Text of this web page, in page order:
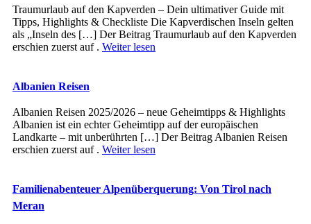
Traumurlaub auf den Kapverden – Dein ultimativer Guide mit
Tipps, Highlights & Checkliste Die Kapverdischen Inseln gelten
als „Inseln des […] Der Beitrag Traumurlaub auf den Kapverden
erschien zuerst auf . Weiter lesen
Albanien Reisen
Albanien Reisen 2025/2026 – neue Geheimtipps & Highlights
Albanien ist ein echter Geheimtipp auf der europäischen
Landkarte – mit unberührten […] Der Beitrag Albanien Reisen
erschien zuerst auf . Weiter lesen
Familienabenteuer Alpenüberquerung: Von Tirol nach
Meran